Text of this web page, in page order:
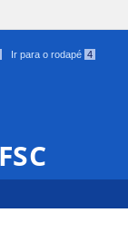
Ir para o rodapé 4